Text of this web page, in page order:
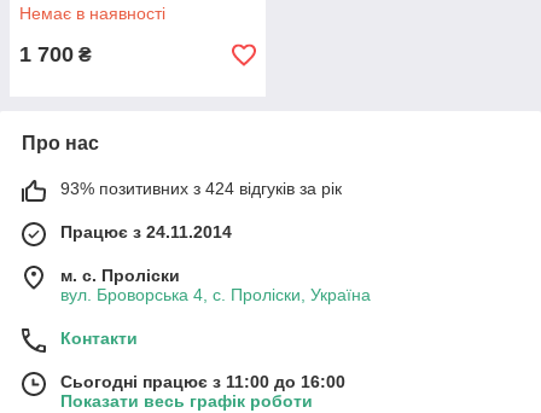
Немає в наявності
1 700 ₴
Про нас
93% позитивних з 424 відгуків за рік
Працює з 24.11.2014
м. с. Проліски
вул. Броворська 4, с. Проліски, Україна
Контакти
Сьогодні працює з 11:00 до 16:00
Показати весь графік роботи